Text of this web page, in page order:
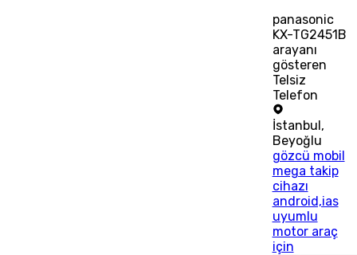
panasonic
KX-TG2451B
arayanı
gösteren
Telsiz
Telefon
İstanbul,
Beyoğlu
gözcü mobil
mega takip
cihazı
android,ias
uyumlu
motor araç
için